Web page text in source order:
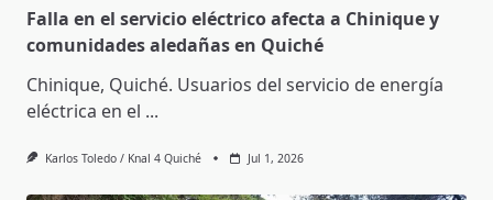
Falla en el servicio eléctrico afecta a Chinique y
comunidades aledañas en Quiché
Chinique, Quiché. Usuarios del servicio de energía
eléctrica en el ...
Karlos Toledo / Knal 4 Quiché Jul 1, 2026